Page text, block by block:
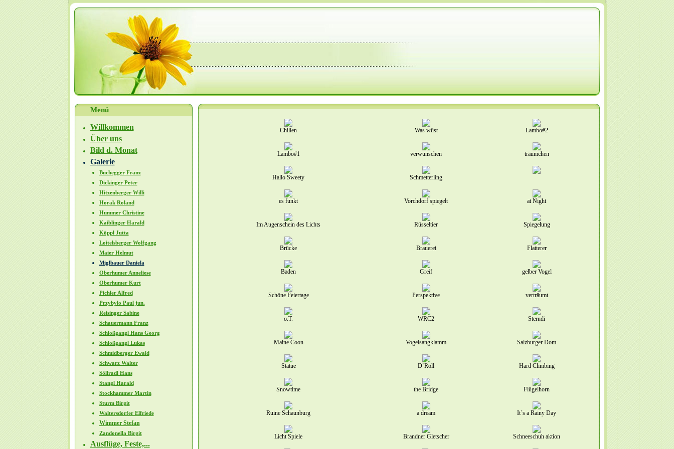
Menü
Willkommen
Über uns
Bild d. Monat
Galerie
Buchegger Franz
Dickinger Peter
Hitzenberger Willi
Horak Roland
Hummer Christine
Kaiblinger Harald
Köppl Jutta
Loitelsberger Wolfgang
Maier Helmut
Miglbauer Daniela
Oberhumer Anneliese
Oberhumer Kurt
Pichler Alfred
Przybylo Paul jun.
Reisinger Sabine
Schauermann Franz
Schloßgangl Hans Georg
Schloßgangl Lukas
Schmidberger Ewald
Schwarz Walter
Söllradl Hans
Stangl Harald
Stockhammer Martin
Sturm Birgit
Waltersdorfer Elfriede
Wimmer Stefan
Zandonella Birgit
Ausflüge, Feste,...
Chillen Was wüst Lambo#2
Lambo#1 verwunschen träumchen
Hallo Sweety Schmetterling
es funkt Vorchdorf spiegelt at Night
Im Augenschein des Lichts Rüsseltier Spiegelung
Brücke Brauerei Flatterer
Baden Greif gelber Vogel
Schöne Feiertage Perspektive verträumt
o.T. WRC2 Sterndi
Maine Coon Vogelsangklamm Salzburger Dom
Statue D`Röll Hard Climbing
Snowtime the Bridge Flügelhorn
Ruine Schaunburg a dream It´s a Rainy Day
Licht Spiele Brandner Gletscher Schneeschuh aktion